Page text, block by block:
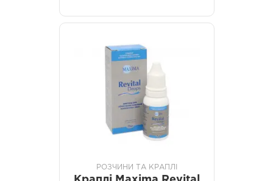
РОЗЧИНИ ТА КРАПЛІ